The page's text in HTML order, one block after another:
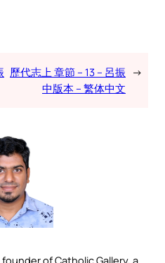
歷代志上 章節 – 13 – 呂振
中版本 – 繁体中文
→
of Catholic Gallery, a